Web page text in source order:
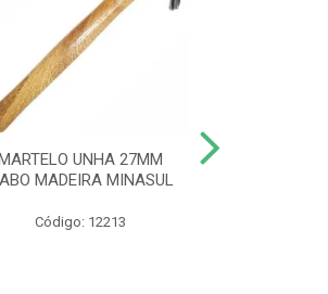
MARTELO UNHA 27MM
MADEIRA MINASUL
Código: 12213